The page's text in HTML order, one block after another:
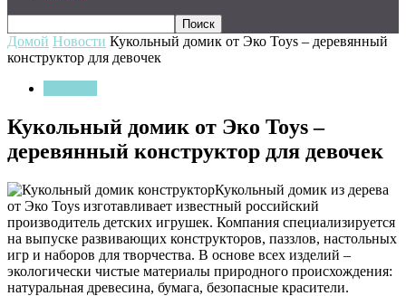
Домой Новости Кукольный домик от Эко Toys – деревянный
конструктор для девочек
Кукольный домик от Эко Toys –
деревянный конструктор для девочек
Кукольный домик из дерева
от Эко Toys изготавливает известный российский
производитель детских игрушек. Компания специализируется
на выпуске развивающих конструкторов, паззлов, настольных
игр и наборов для творчества. В основе всех изделий –
экологически чистые материалы природного происхождения:
натуральная древесина, бумага, безопасные красители.